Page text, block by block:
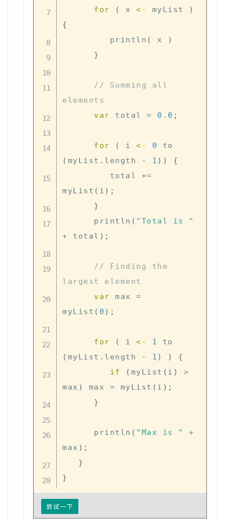
for
( x <- myList
)
{
         println
( x
)
}
// Summing all
elements
var total = 0.0 ;
for ( i <- 0
( myList . length - 1 ) )
{
         total
+=
myList ( i ) ;
}
      println
( "Total is "
+ total ) ;
// Finding the
largest element
var max =
myList ( 0 ) ;
for ( i <- 1
( myList . length - 1 ) )
{
if
( myList ( i )
>
max ) max = myList ( i ) ;
}
      println
( "Max is "
+
max ) ;
}
}
尝试一下